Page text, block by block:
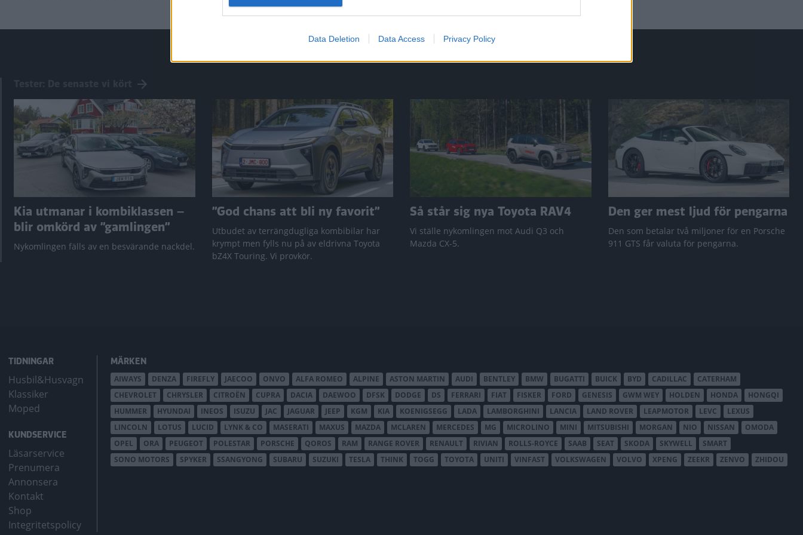
Data Deletion Data Access Privacy Policy
Kia utmanar i kombiklassen –
blir omkörd av ”gamlingen”
Nykomlingen fälls av en besvärande nackdel.
”God chans att bli ny favorit”
Utbudet av terrängdugliga kombibilar har
krympt men fylls nu på av eldrivna Toyota
bZ4X Touring. Vi provkör.
Så står sig nya Toyota RAV4
Vi ställe nykomlingen mot Audi Q3 och
Mazda CX-5.
Den ger mest ljud för pengarna
Den som betalar två miljoner för en Porsche
911 GTS får valuta för pengarna.
TIDNINGAR
Husbil&Husvagn
Klassiker
Moped
KUNDSERVICE
Läsarservice
Prenumera
Annonsera
Kontakt
Shop
Integritetspolicy
MÄRKEN
AIWAYS DENZA FIREFLY JAECOO ONVO ALFA ROMEO ALPINE ASTON MARTIN AUDI BENTLEY BMW BUGATTI BUICK BYD CADILLAC
CATERHAM
CHEVROLET
CHRYSLER CITROËN CUPRA DACIA DAEWOO DFSK DODGE DS FERRARI FIAT FISKER FORD GENESIS GWM WEY HOLDEN HONDA
HONGQI
HUMMER
HYUNDAI INEOS ISUZU JAC JAGUAR JEEP KGM KIA KOENIGSEGG LADA LAMBORGHINI LANCIA LAND ROVER LEAPMOTOR LEVC
LEXUS
LINCOLN
LOTUS LUCID LYNK & CO MASERATI MAXUS MAZDA MCLAREN MERCEDES MG MICROLINO MINI MITSUBISHI MORGAN NIO NISSAN
OMODA
OPEL
ORA PEUGEOT POLESTAR PORSCHE QOROS RAM RANGE ROVER RENAULT RIVIAN ROLLS-ROYCE SAAB SEAT SKODA SKYWELL
SMART
SONO MOTORS
SPYKER SSANGYONG SUBARU SUZUKI TESLA THINK TOGG TOYOTA UNITI VINFAST VOLKSWAGEN VOLVO XPENG ZEEKR ZENVO ZHIDOU